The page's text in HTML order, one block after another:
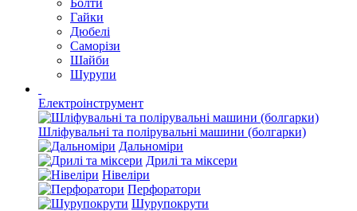
Болти
Гайки
Дюбелі
Саморізи
Шайби
Шурупи
Електроінструмент
Шліфувальні та полірувальні машини (болгарки)
Дальноміри
Дрилі та міксери
Нівеліри
Перфоратори
Шурупокрути